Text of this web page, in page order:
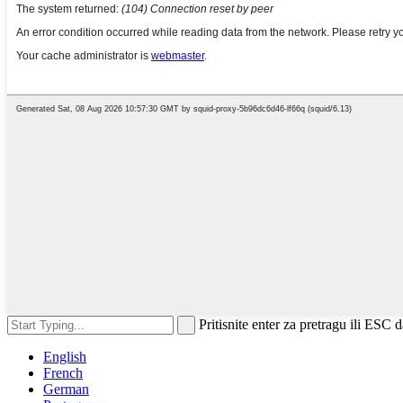
Pritisnite enter za pretragu ili ESC
English
French
German